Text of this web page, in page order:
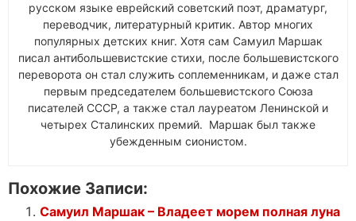
русском языке еврейский советский поэт, драматург,
переводчик, литературный критик. Автор многих
популярных детских книг. Хотя сам Самуил Маршак
писал антибольшевистские стихи, после большевистского
переворота он стал служить соплеменникам, и даже стал
первым председателем большевистского Союза
писателей СССР, а также стал лауреатом Ленинской и
четырех Сталинских премий. Маршак был также
убежденным сионистом.
Похожие Записи:
Самуил Маршак – Владеет морем полная луна